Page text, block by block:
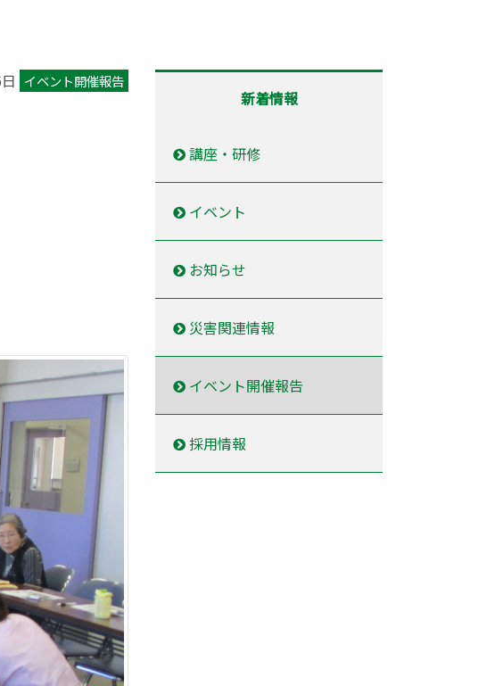
イベント開催報告
新着情報
講座・研修
イベント
お知らせ
災害関連情報
イベント開催報告
採用情報